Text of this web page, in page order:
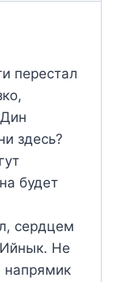
перестал
здесь?
будет
сердцем
Ийнык. Не
напрямик